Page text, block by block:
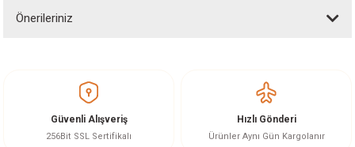
Önerileriniz
Görüş ve önerileriniz için teşekkür ederiz.
Ürün resmi kalitesiz, bozuk veya görüntülenemiyor.
Güvenli Alışveriş
256Bit SSL Sertifikalı
Hızlı Gönderi
Ürünler Aynı Gün Kargolanır